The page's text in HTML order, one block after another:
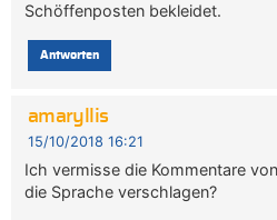
Schöffenposten bekleidet.
Antworten
amaryllis
15/10/2018 16:21
Ich vermisse die Kommentare
die Sprache verschlagen?